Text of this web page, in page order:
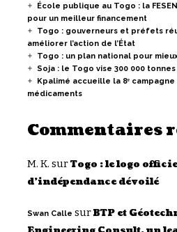
École publique au Togo : la
pour un meilleur financement
Togo : gouverneurs et préfets
améliorer l’action de l’État
Togo : un plan national pour
Soja : le Togo vise 300 000 tonnes
Kpalimé accueille la 8ᵉ
médicaments
Commentaires
M. K. surTogo : le logo
d’indépendance dévoilé
Swan Calle surBTP et